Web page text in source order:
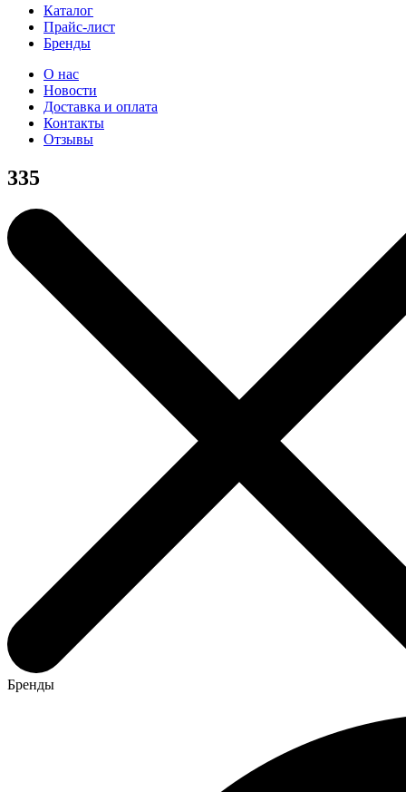
Каталог
Прайс-лист
Бренды
О нас
Новости
Доставка и оплата
Контакты
Отзывы
335
Бренды